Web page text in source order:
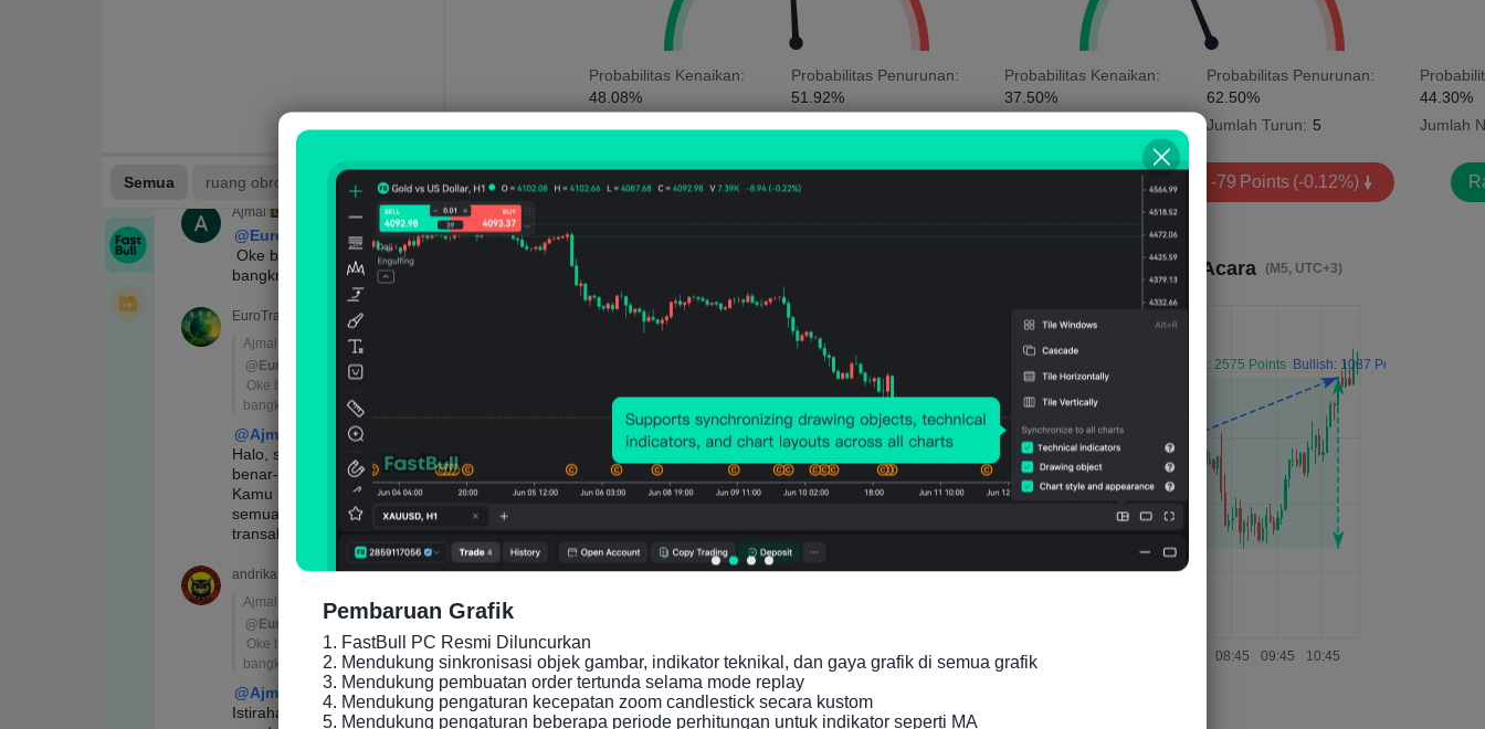
Probabilitas Kenaikan:
48.08%
Probabilitas Penurunan:
51.92%
Rata-rata Volatilitas:
Probabilitas Kenaikan:
37.50%
Probabilitas Penurunan:
62.50%
Jumlah Turun: 5
Rata-rata Volatilitas: -79 Points (-0.12%)
44.30%
Jumlah
Grafik Harga Dampak 4 Jam Setelah Acara (M5, UTC+3)
Pembaruan Grafik
1. FastBull PC Resmi Diluncurkan
2. Mendukung sinkronisasi objek gambar, indikator teknikal, dan gaya grafik di semua grafik
3. Mendukung pembuatan order tertunda selama mode replay
4. Mendukung pengaturan kecepatan zoom candlestick secara kustom
5. Mendukung pengaturan beberapa periode perhitungan untuk indikator seperti MA